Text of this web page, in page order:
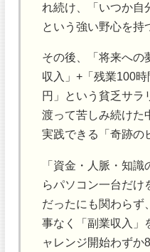
れ続け、「いつか自
という強い野心を持
その後、「将来への
収入」+「残業100
円」という貧乏サラ
渡って苦しみ続けた
実践できる「奇跡の
「資金・人脈・知
らパソコン一台だけ
だったにも関わらず
事なく「副業収入」
ャレンジ開始わずか